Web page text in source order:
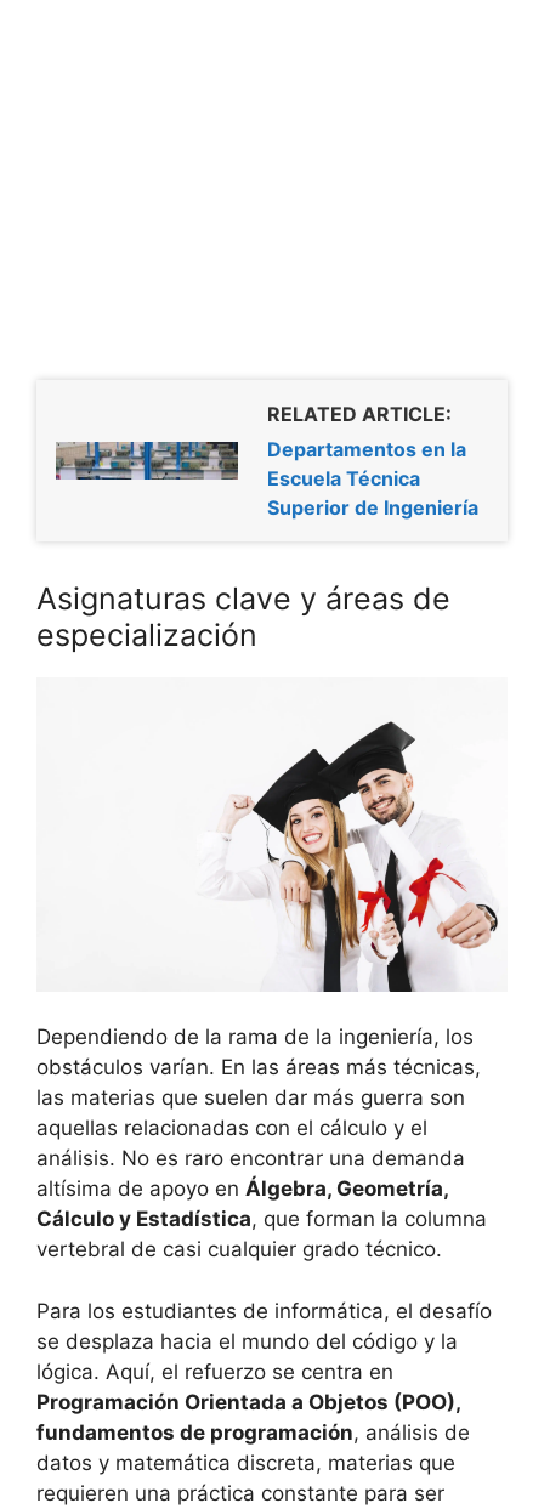
RELATED ARTICLE:
Departamentos en la
Escuela Técnica
Superior de Ingeniería
Asignaturas clave y áreas de
especialización
Dependiendo de la rama de la ingeniería, los
obstáculos varían. En las áreas más técnicas,
las materias que suelen dar más guerra son
aquellas relacionadas con el cálculo y el
análisis. No es raro encontrar una demanda
altísima de apoyo en Álgebra, Geometría,
Cálculo y Estadística, que forman la columna
vertebral de casi cualquier grado técnico.
Para los estudiantes de informática, el desafío
se desplaza hacia el mundo del código y la
lógica. Aquí, el refuerzo se centra en
Programación Orientada a Objetos (POO),
fundamentos de programación, análisis de
datos y matemática discreta, materias que
requieren una práctica constante para ser